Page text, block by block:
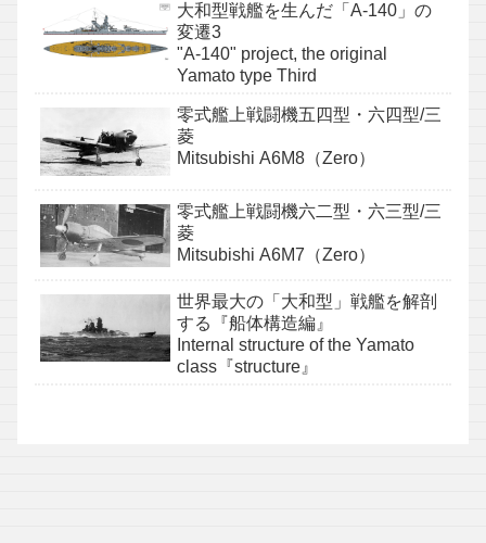
大和型戦艦を生んだ「A-140」の
変遷3
"A-140" project, the original
Yamato type Third
零式艦上戦闘機五四型・六四型/三
菱
Mitsubishi A6M8（Zero）
零式艦上戦闘機六二型・六三型/三
菱
Mitsubishi A6M7（Zero）
世界最大の「大和型」戦艦を解剖
する『船体構造編』
Internal structure of the Yamato
class『structure』